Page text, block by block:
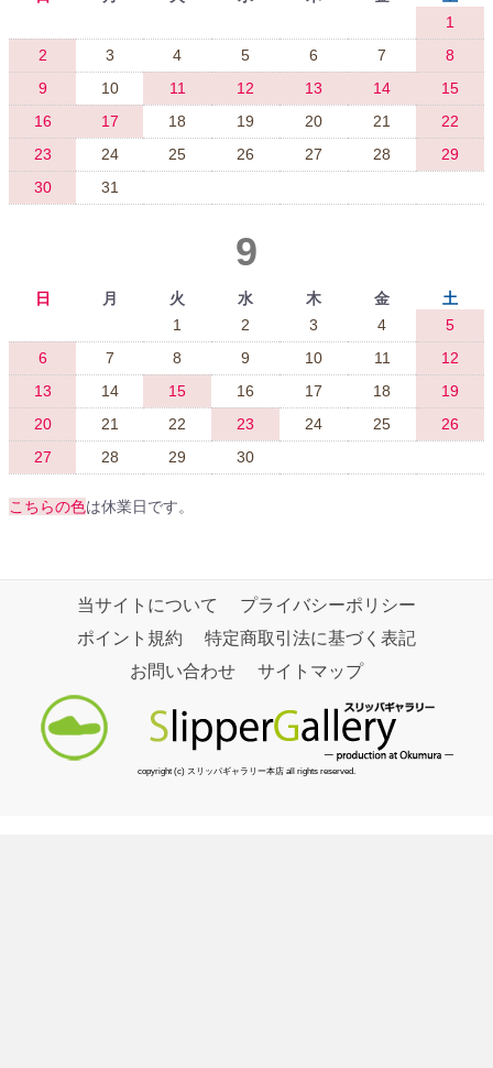
1
2
3 4 5 6 7
8
9
10 11 12 13 14
15
16
17 18 19 20 21
22
23
24 25 26 27 28
29
30
31
9
日 月 火 水 木 金
土
1
2 3 4
5
6
7 8 9 10 11
12
13
14 15 16 17 18
19
20
21 22 23 24 25
26
27
28 29 30
こちらの色は休業日です。
当サイトについて
プライバシーポリシー
ポイント規約
特定商取引法に基づく表記
お問い合わせ
サイトマップ
copyright (c) スリッパギャラリー本店 all rights reserved.